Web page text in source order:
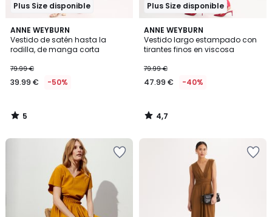
Plus Size disponible
ANNE WEYBURN
Vestido de satén hasta la
rodilla, de manga corta
79.99 €
39.99 € -50%
5
/
5
5
/
Plus Size disponible
ANNE WEYBURN
Vestido largo estampado con
tirantes finos en viscosa
79.99 €
47.99 € -40%
4,7
/ 5
4,7
/